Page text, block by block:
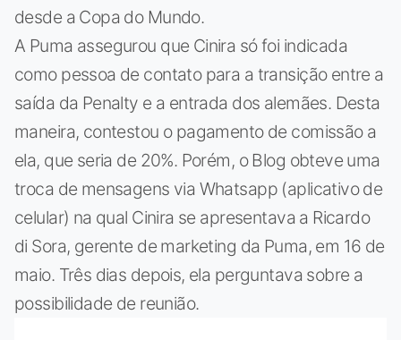
desde a Copa do Mundo.
A Puma assegurou que Cinira só foi indicada
como pessoa de contato para a transição entre a
saída da Penalty e a entrada dos alemães. Desta
maneira, contestou o pagamento de comissão a
ela, que seria de 20%. Porém, o Blog obteve uma
troca de mensagens via Whatsapp (aplicativo de
celular) na qual Cinira se apresentava a Ricardo
di Sora, gerente de marketing da Puma, em 16 de
maio. Três dias depois, ela perguntava sobre a
possibilidade de reunião.